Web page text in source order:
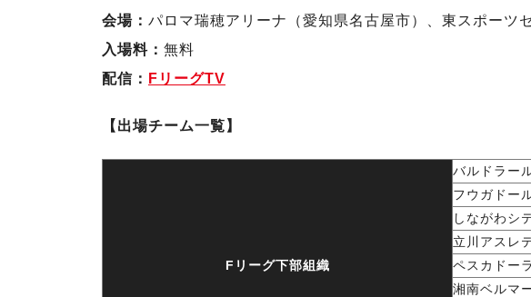
会場： パロマ瑞穂アリーナ（愛知県名古屋市）、東スポーツ
入場料： 無料
配信： FリーグTV
【出場チーム一覧】
Fリーグ下部組織
バルドラー
フウガドー
しながわシ
立川アスレ
ペスカドー
湘南ベルマ